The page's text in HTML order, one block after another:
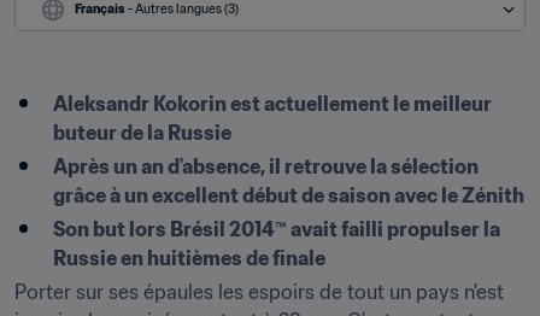
Français - Autres langues (3)
Aleksandr Kokorin est actuellement le meilleur
buteur de la Russie
Après un an d'absence, il retrouve la sélection
grâce à un excellent début de saison avec le Zénith
Son but lors Brésil 2014™ avait failli propulser la
Russie en huitièmes de finale
Porter sur ses épaules les espoirs de tout un pays n'est